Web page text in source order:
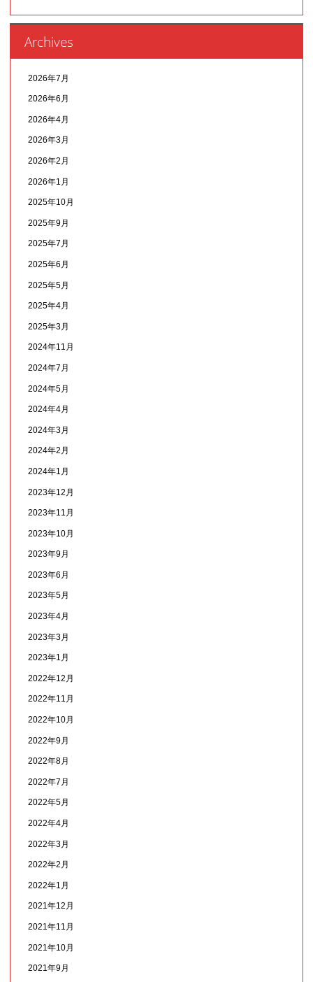
Archives
2026年7月
2026年6月
2026年4月
2026年3月
2026年2月
2026年1月
2025年10月
2025年9月
2025年7月
2025年6月
2025年5月
2025年4月
2025年3月
2024年11月
2024年7月
2024年5月
2024年4月
2024年3月
2024年2月
2024年1月
2023年12月
2023年11月
2023年10月
2023年9月
2023年6月
2023年5月
2023年4月
2023年3月
2023年1月
2022年12月
2022年11月
2022年10月
2022年9月
2022年8月
2022年7月
2022年5月
2022年4月
2022年3月
2022年2月
2022年1月
2021年12月
2021年11月
2021年10月
2021年9月